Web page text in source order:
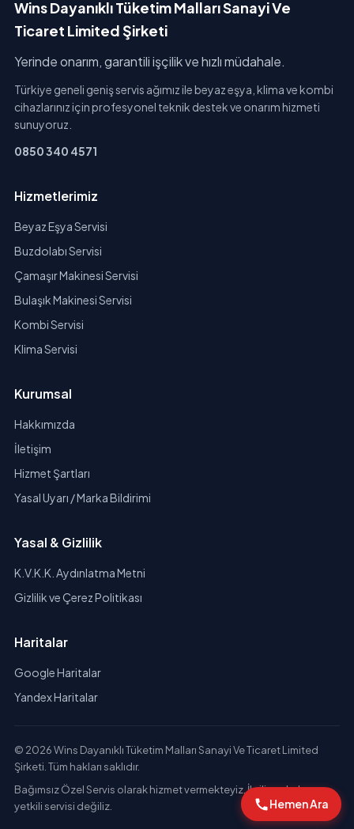
Wins Dayanıklı Tüketim Malları Sanayi Ve
Ticaret Limited Şirketi
Yerinde onarım, garantili işçilik ve hızlı müdahale.
Türkiye geneli geniş servis ağımız ile beyaz eşya, klima ve kombi
cihazlarınız için profesyonel teknik destek ve onarım hizmeti
sunuyoruz.
0850 340 4571
Hizmetlerimiz
Beyaz Eşya Servisi
Buzdolabı Servisi
Çamaşır Makinesi Servisi
Bulaşık Makinesi Servisi
Kombi Servisi
Klima Servisi
Kurumsal
Hakkımızda
İletişim
Hizmet Şartları
Yasal Uyarı / Marka Bildirimi
Yasal & Gizlilik
K.V.K.K. Aydınlatma Metni
Gizlilik ve Çerez Politikası
Haritalar
Google Haritalar
Yandex Haritalar
© 2026 Wins Dayanıklı Tüketim Malları Sanayi Ve Ticaret Limited
Şirketi. Tüm hakları saklıdır.
Bağımsız Özel Servis olarak hizmet vermekteyiz. İlgili markaların
yetkili servisi değiliz.
Hemen Ara